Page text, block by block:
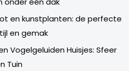
en kunstplanten: de perfecte
en gemak
Vogelgeluiden Huisjes: Sfeer
Tuin